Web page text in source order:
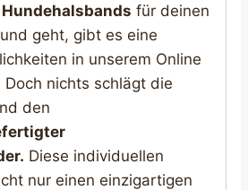
Hundehalsbands für deinen
geht, gibt es eine
in unserem Online
Doch nichts schlägt die
den
Diese individuellen
nur einen einzigartigen